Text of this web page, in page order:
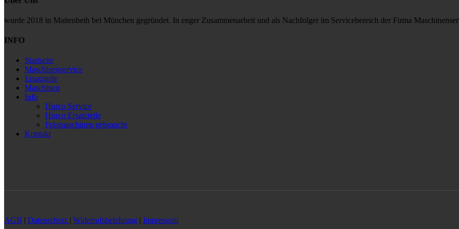
wurde 2018 in Maitenbeth bei München gegründet. In enger Zusammenarbeit und als Nachfolger im Servicebereich der Firma
INFO
Startseite
Maschinenservice
Ersatzteile
Maschinen
Info
Hurco Service
Hurco Ersatzteile
Fräsmaschinen gebraucht
Kontakt
AGB | Datenschutz | Widerrufsbelehrung | Impressum